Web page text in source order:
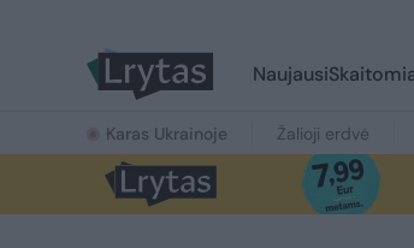
Naujausi
Karas Ukrainoje Žalioji erdvė